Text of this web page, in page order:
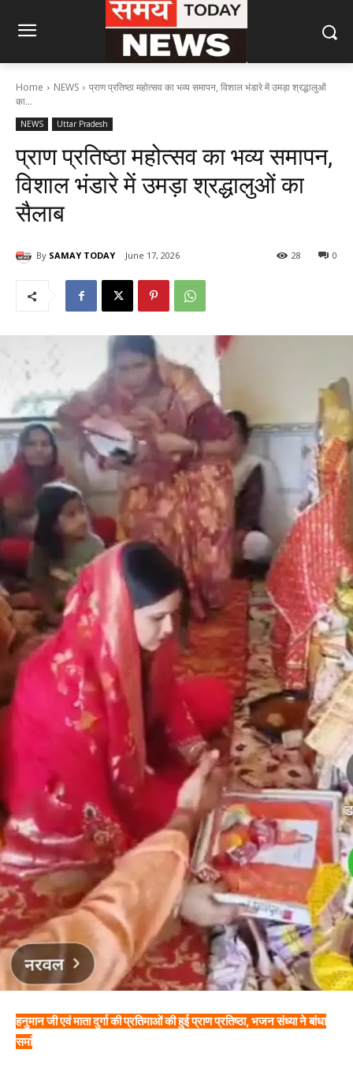
Home NEWS
प्राण प्रतिष्ठा महोत्सव का भव्य समापन, विशाल भंडारे में उमड़ा श्रद्धालुओं
का...
NEWS Uttar Pradesh
प्राण प्रतिष्ठा महोत्सव का भव्य समापन,
विशाल भंडारे में उमड़ा श्रद्धालुओं का
सैलाब
By SAMAY TODAY June 17, 2026 0
28
हनुमान जी एवं माता दुर्गा की प्रतिमाओं की हुई प्राण प्रतिष्ठा, भजन संध्या ने बांधा
समां